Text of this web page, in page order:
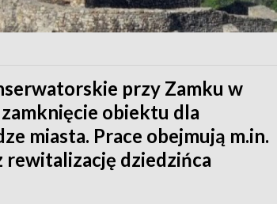
przy Zamku w
obiektu dla
miasta. Prace obejmują m.in.
dziedzińca